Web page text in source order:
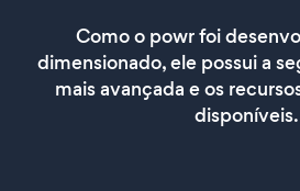
Como o powr foi
dimensionado, ele possui a
mais avançada e os
disponíveis.